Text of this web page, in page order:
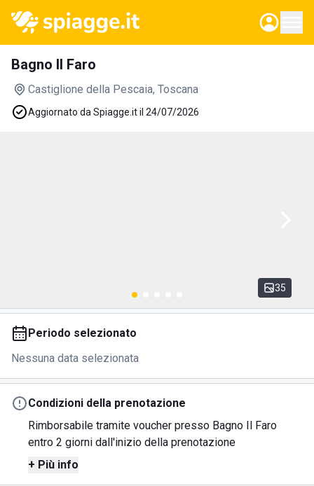
Bagno Il Faro
Castiglione della Pescaia, Toscana
Aggiornato da Spiagge.it il 24/07/2026
35
Periodo selezionato
Nessuna data selezionata
Condizioni della prenotazione
Rimborsabile tramite voucher presso Bagno Il Faro
entro 2 giorni dall'inizio della prenotazione
+ Più info